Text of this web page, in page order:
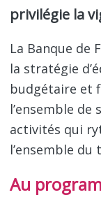
privilégie la
La Banque de
la stratégie
budgétaire et
l’ensemble
activités qui
l’ensemble
Au